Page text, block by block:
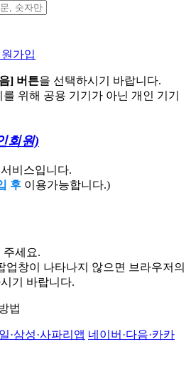
가입
] 버튼을 선택하시기 바랍니다.
위해 공용 기기가 아닌 개인 기기
회원)
비스입니다.
후 이용가능합니다.)
주세요.
업창이 나타나지 않으면 브라우저의
기 바랍니다.
법
·삼성·사파리앱 네이버·다음·카카